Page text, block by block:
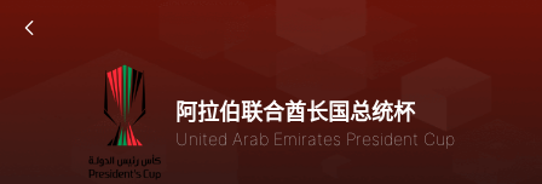
阿拉伯联合酋长国总统杯
United Arab Emirates President Cup